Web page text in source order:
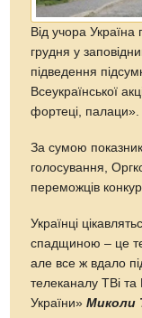
Від учора
грудня у
підведення
Всеукраїнської
фортеці, палаци».
За сумою
голосування,
переможців
Українці
спадщиною – це
але все ж вдало
телеканалу ТВі та
України»Миколи